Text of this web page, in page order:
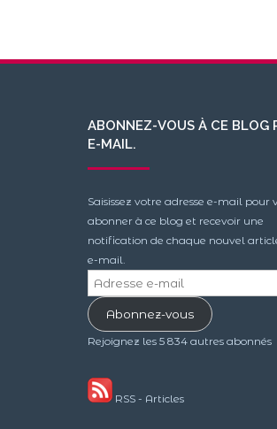
ABONNEZ-VOUS À CE BLOG
E-MAIL.
Saisissez votre adresse e-mail pour
abonner à ce blog et recevoir une
notification de chaque nouvel
e-mail.
Adresse
e-
mailAbonnez-vous
Rejoignez les 5 834 autres abonnés
RSS - Articles